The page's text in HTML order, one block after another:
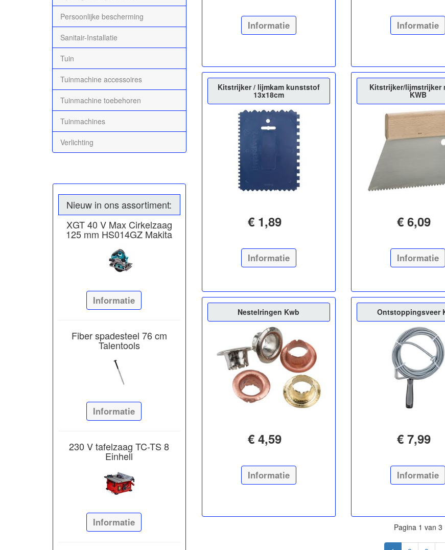
Persoonlijke bescherming
Sanitair-Installatie
Tuin
Tuinmachine accessoires
Tuinmachine toebehoren
Tuinmachines
Verlichting
Nieuw in ons assortiment:
XGT 40 V Max Cirkelzaag
125 mm HS014GZ Makita
Informatie
Fiber spadesteel 76 cm
Talentools
Informatie
230 V tafelzaag TC-TS 8
Einhell
Informatie
Informatie Informatie
Kitstrijker / lijmkam kunststof
13x18cm
€ 1,89
Informatie
Kitstrijker/lijmstrijker
KWB
€ 6,09
Informatie
Nestelringen Kwb
€ 4,59
Informatie
Ontstoppingsveer
€ 7,99
Informatie
Pagina 1 van 3